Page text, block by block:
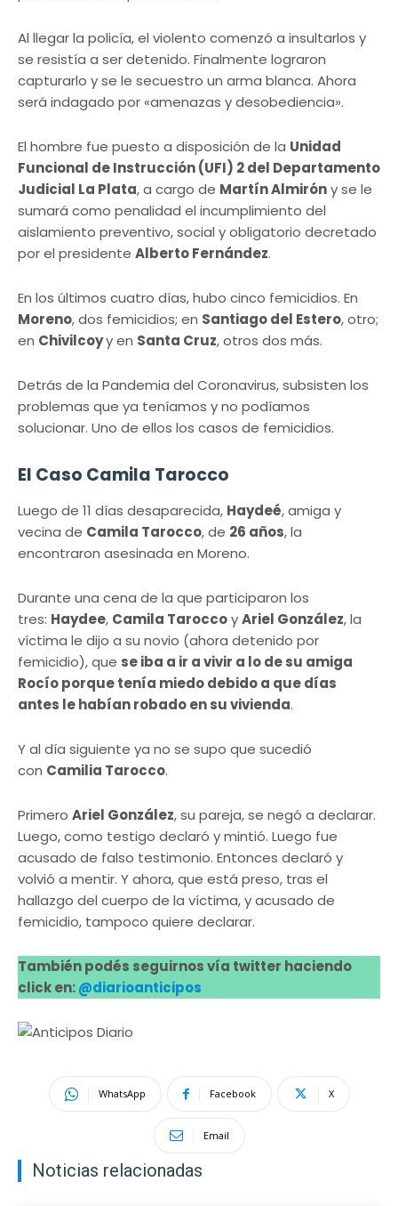
Al llegar la policía, el violento comenzó a insultarlos y
se resistía a ser detenido. Finalmente lograron
capturarlo y se le secuestro un arma blanca. Ahora
será indagado por «amenazas y desobediencia».
El hombre fue puesto a disposición de la Unidad
Funcional de Instrucción (UFI) 2 del Departamento
Judicial La Plata, a cargo de Martín Almiróny se le
sumará como penalidad el incumplimiento del
aislamiento preventivo, social y obligatorio decretado
por el presidente Alberto Fernández.
En los últimos cuatro días, hubo cinco femicidios. En
Moreno, dos femicidios; en Santiago del Estero, otro;
en Chivilcoyy en Santa Cruz, otros dos más.
Detrás de la Pandemia del Coronavirus, subsisten los
problemas que ya teníamos y no podíamos
solucionar. Uno de ellos los casos de femicidios.
El Caso Camila Tarocco
Luego de 11 días desaparecida, Haydeé, amiga y
vecina de Camila Tarocco, de 26 años, la
encontraron asesinada en Moreno.
Durante una cena de la que participaron los
tres: Haydee, Camila TaroccoyAriel González, la
víctima le dijo a su novio (ahora detenido por
femicidio), que se iba a ir a vivir a lo de su amiga
Rocío porque tenía miedo debido a que días
antes le habían robado en su vivienda.
Y al día siguiente ya no se supo que sucedió
con Camilia Tarocco.
Primero Ariel González, su pareja, se negó a declarar.
Luego, como testigo declaró y mintió. Luego fue
acusado de falso testimonio. Entonces declaró y
volvió a mentir. Y ahora, que está preso, tras el
hallazgo del cuerpo de la víctima, y acusado de
femicidio, tampoco quiere declarar.
También podés seguirnos vía twitter haciendo
click en:@diarioanticipos
WhatsApp Facebook X
Email
Noticias relacionadas